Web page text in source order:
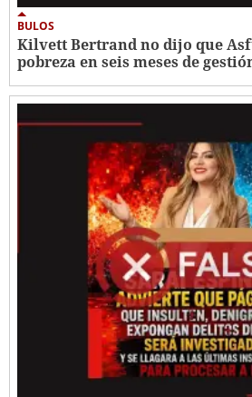
BULOS
Kilvett Bertrand no dijo que
pobreza en seis meses de